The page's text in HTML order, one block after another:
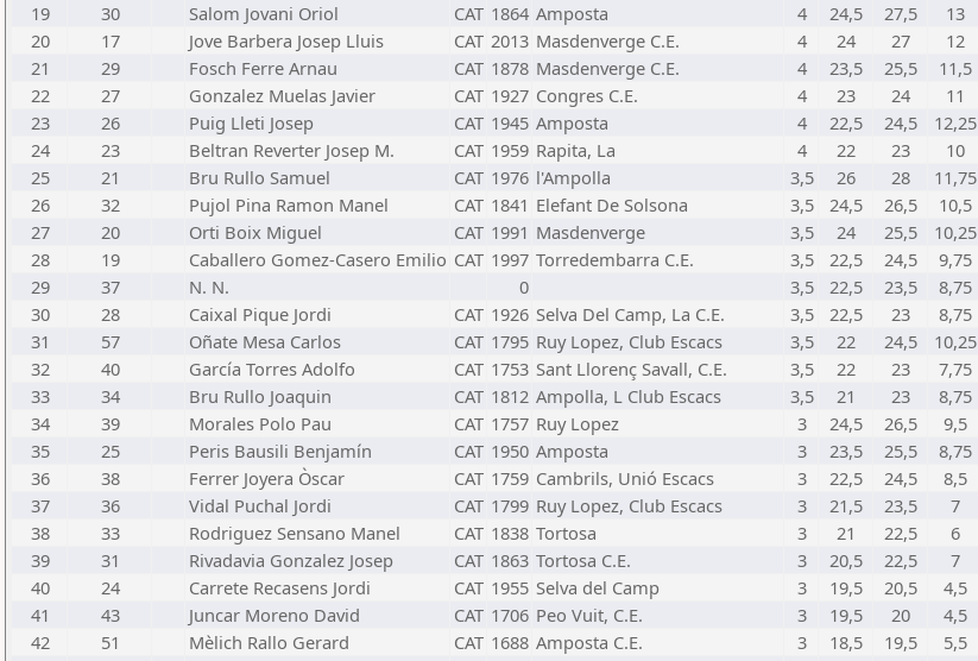
19
30 Salom Jovani Oriol CAT 1864 Amposta 4 24,5 27,5
13
20
17 Jove Barbera Josep Lluis CAT 2013 Masdenverge C.E. 4 24 27
12
21
29 Fosch Ferre Arnau CAT 1878 Masdenverge C.E. 4 23,5 25,5
11,5
22
27 Gonzalez Muelas Javier CAT 1927 Congres C.E. 4 23 24
11
23
26 Puig Lleti Josep CAT 1945 Amposta 4 22,5 24,5
12,25
24
23 Beltran Reverter Josep M. CAT 1959 Rapita, La 4 22 23
10
25
21 Bru Rullo Samuel CAT 1976 l'Ampolla 3,5 26 28
11,75
26
32 Pujol Pina Ramon Manel CAT 1841 Elefant De Solsona 3,5 24,5 26,5
10,5
27
20 Orti Boix Miguel CAT 1991 Masdenverge 3,5 24 25,5
10,25
28
19 Caballero Gomez-Casero Emilio CAT 1997 Torredembarra C.E. 3,5 22,5 24,5
9,75
29
37 N. N. 0 3,5 22,5 23,5
8,75
30
28 Caixal Pique Jordi CAT 1926 Selva Del Camp, La C.E. 3,5 22,5 23
8,75
31
57 Oñate Mesa Carlos CAT 1795 Ruy Lopez, Club Escacs 3,5 22 24,5
10,25
32
40 García Torres Adolfo CAT 1753 Sant Llorenç Savall, C.E. 3,5 22 23
7,75
33
34 Bru Rullo Joaquin CAT 1812 Ampolla, L Club Escacs 3,5 21 23
8,75
34
39 Morales Polo Pau CAT 1757 Ruy Lopez 3 24,5 26,5
9,5
35
25 Peris Bausili Benjamín CAT 1950 Amposta 3 23,5 25,5
8,75
36
38 Ferrer Joyera Òscar CAT 1759 Cambrils, Unió Escacs 3 22,5 24,5
8,5
37
36 Vidal Puchal Jordi CAT 1799 Ruy Lopez, Club Escacs 3 21,5 23,5
7
38
33 Rodriguez Sensano Manel CAT 1838 Tortosa 3 21 22,5
6
39
31 Rivadavia Gonzalez Josep CAT 1863 Tortosa C.E. 3 20,5 22,5
7
40
24 Carrete Recasens Jordi CAT 1955 Selva del Camp 3 19,5 20,5
4,5
41
43 Juncar Moreno David CAT 1706 Peo Vuit, C.E. 3 19,5 20
4,5
42
51 Mèlich Rallo Gerard CAT 1688 Amposta C.E. 3 18,5 19,5
5,5